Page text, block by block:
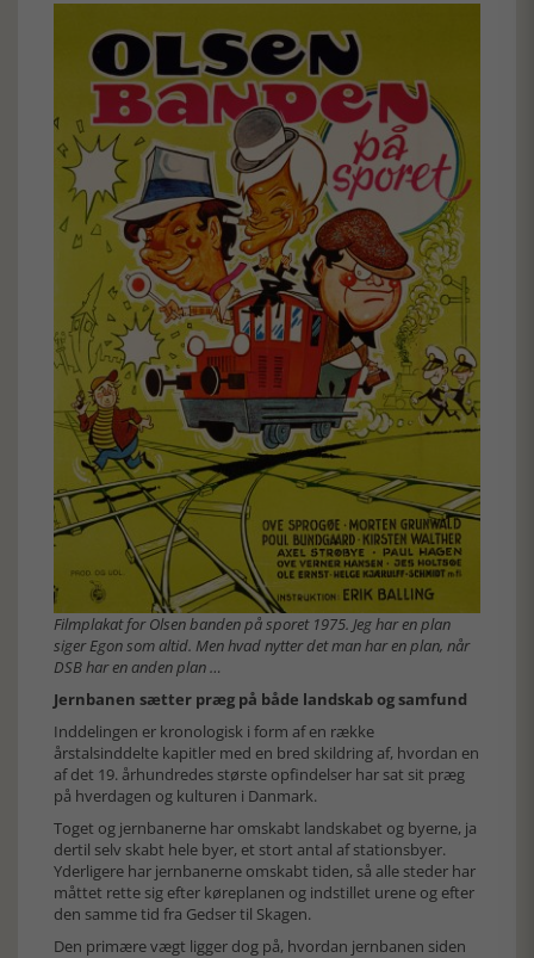
Filmplakat for Olsen banden på sporet 1975. Jeg har en plan
siger Egon som altid. Men hvad nytter det man har en plan, når
DSB har en anden plan …
Jernbanen sætter præg på både landskab og samfund
Inddelingen er kronologisk i form af en række
årstalsinddelte kapitler med en bred skildring af, hvordan en
af det 19. århundredes største opfindelser har sat sit præg
på hverdagen og kulturen i Danmark.
Toget og jernbanerne har omskabt landskabet og byerne, ja
dertil selv skabt hele byer, et stort antal af stationsbyer.
Yderligere har jernbanerne omskabt tiden, så alle steder har
måttet rette sig efter køreplanen og indstillet urene og efter
den samme tid fra Gedser til Skagen.
Den primære vægt ligger dog på, hvordan jernbanen siden